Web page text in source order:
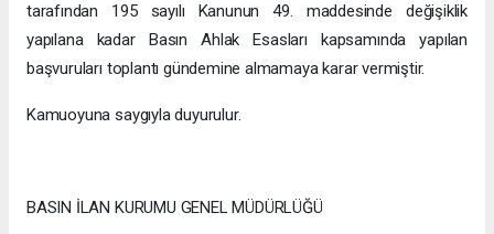
tarafından 195 sayılı Kanunun 49. maddesinde değişiklik
yapılana kadar Basın Ahlak Esasları kapsamında yapılan
başvuruları toplantı gündemine almamaya karar vermiştir.
Kamuoyuna saygıyla duyurulur.
BASIN İLAN KURUMU GENEL MÜDÜRLÜĞÜ